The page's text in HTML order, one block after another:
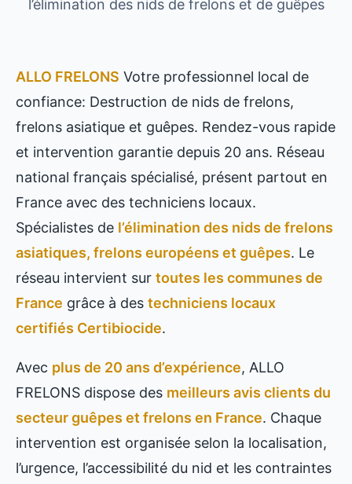
l’élimination des nids de frelons et de guêpes
ALLO FRELONS Votre professionnel local de
confiance: Destruction de nids de frelons,
frelons asiatique et guêpes. Rendez-vous rapide
et intervention garantie depuis 20 ans. Réseau
national français spécialisé, présent partout en
France avec des techniciens locaux.
Spécialistes de l’élimination des nids de frelons
asiatiques, frelons européens et guêpes. Le
réseau intervient sur toutes les communes de
France grâce à des techniciens locaux
certifiés Certibiocide.
Avec plus de 20 ans d’expérience, ALLO
FRELONS dispose des meilleurs avis clients du
secteur guêpes et frelons en France. Chaque
intervention est organisée selon la localisation,
l’urgence, l’accessibilité du nid et les contraintes